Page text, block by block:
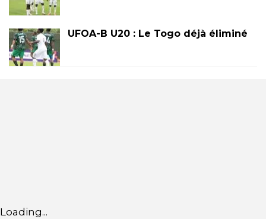
UFOA-B U20 : Le Togo déjà éliminé
Loading...